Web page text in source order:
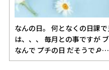
なんの日。 何となくの日課で見てしまいます( ఠ‿ఠ )♬.*ﾟ 24日
は、、、 毎月との事ですが ブルボンプチシリーズ 24種類にち
なんで プチの日 だそうで🔎…